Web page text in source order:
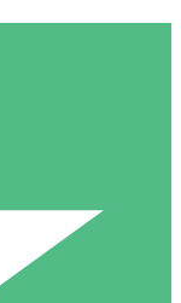
maandelijkse